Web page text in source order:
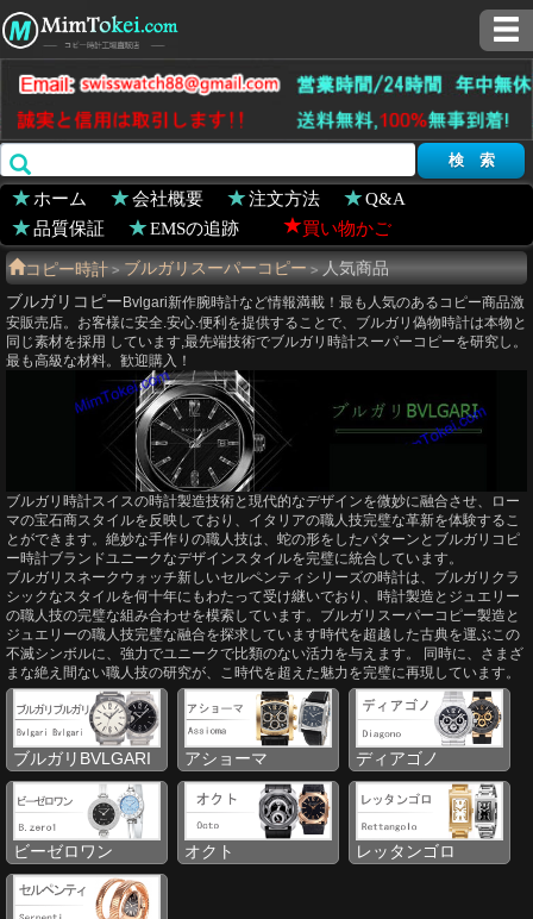
ホーム 会社概要 注文方法
Q&A
品質保証
EMSの追跡 買い物かご
コピー時計 > ブルガリスーパーコピー > 人気商品
ブルガリコピー Bvlgari新作腕時計など情報満載！最も人気のあるコピー商品激
安販売店。お客様に安全.安心.便利を提供することで、ブルガリ偽物時計は本物と
同じ素材を採用 しています,最先端技術でブルガリ時計スーパーコピーを研究し。
最も高級な材料。歓迎購入！
ブルガリ時計スイスの時計製造技術と現代的​​なデザインを微妙に融合させ、ロー
マの宝石商スタイルを反映しており、イタリアの職人技完璧な革新を体験するこ
とができます。絶妙な手作りの職人技は、蛇の形をしたパターンとブルガリコピ
ー時計ブランドユニークなデザインスタイルを完璧に統合しています。
ブルガリスネークウォッチ新しいセルペンティシリーズの時計は、ブルガリクラ
シックなスタイルを何十年にもわたって受け継いでおり、時計製造とジュエリー
の職人技の完璧な組み合わせを模索しています。ブルガリスーパーコピー製造と
ジュエリーの職人技完璧な融合を探求しています時代を超越した古典を運ぶこの
不滅シンボルに、強力でユニークで比類のない活力を与えます。 同時に、さまざ
まな絶え間ない職人技の研究が、こ時代を超えた魅力を完璧に再現しています。
ブルガリBVLGARI アショーマ ディアゴノ
ビーゼロワン オクト レッタンゴロ